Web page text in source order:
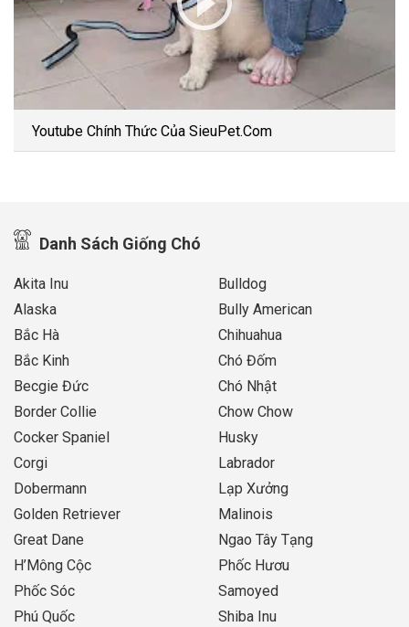
Youtube Chính Thức Của SieuPet.Com
Danh Sách Giống Chó
Akita Inu
Alaska
Bắc Hà
Bắc Kinh
Becgie Đức
Border Collie
Bulldog
Bully American
Chihuahua
Chó Đốm
Chó Nhật
Chow Chow
Cocker Spaniel
Corgi
Dobermann
Golden Retriever
Great Dane
H’Mông Cộc
Husky
Labrador
Lạp Xưởng
Malinois
Ngao Tây Tạng
Phốc Hươu
Phốc Sóc
Phú Quốc
Samoyed
Shiba Inu